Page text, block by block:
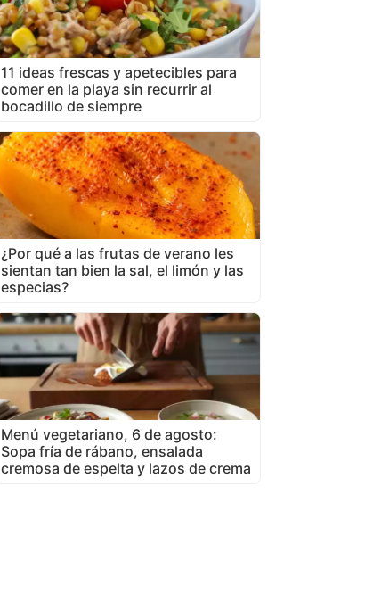
11 ideas frescas y apetecibles para
comer en la playa sin recurrir al
bocadillo de siempre
¿Por qué a las frutas de verano les
sientan tan bien la sal, el limón y las
especias?
Menú vegetariano, 6 de agosto:
Sopa fría de rábano, ensalada
cremosa de espelta y lazos de crema